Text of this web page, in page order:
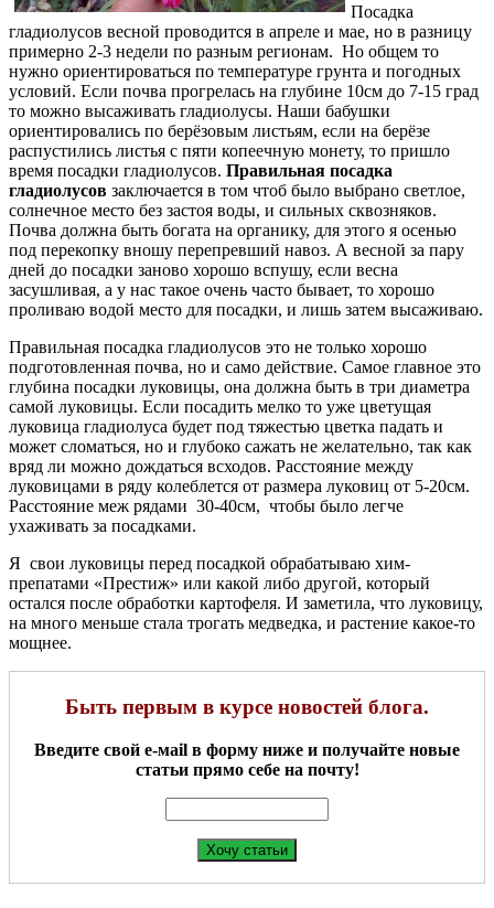
Посадка
гладиолусов весной проводится в апреле и мае, но в разницу
примерно 2-3 недели по разным регионам. Но общем то
нужно ориентироваться по температуре грунта и погодных
условий. Если почва прогрелась на глубине 10см до 7-15 град
то можно высаживать гладиолусы. Наши бабушки
ориентировались по берёзовым листьям, если на берёзе
распустились листья с пяти копеечную монету, то пришло
время посадки гладиолусов. Правильная посадка
гладиолусов заключается в том чтоб было выбрано светлое,
солнечное место без застоя воды, и сильных сквозняков.
Почва должна быть богата на органику, для этого я осенью
под перекопку вношу перепревший навоз. А весной за пару
дней до посадки заново хорошо вспушу, если весна
засушливая, а у нас такое очень часто бывает, то хорошо
проливаю водой место для посадки, и лишь затем высаживаю.
Правильная посадка гладиолусов это не только хорошо
подготовленная почва, но и само действие. Самое главное это
глубина посадки луковицы, она должна быть в три диаметра
самой луковицы. Если посадить мелко то уже цветущая
луковица гладиолуса будет под тяжестью цветка падать и
может сломаться, но и глубоко сажать не желательно, так как
вряд ли можно дождаться всходов. Расстояние между
луковицами в ряду колеблется от размера луковиц от 5-20см.
Расстояние меж рядами 30-40см, чтобы было легче
ухаживать за посадками.
Я свои луковицы перед посадкой обрабатываю хим-
препатами «Престиж» или какой либо другой, который
остался после обработки картофеля. И заметила, что луковицу,
на много меньше стала трогать медведка, и растение какое-то
мощнее.
Быть первым в курсе новостей блога.
Введите свой е-мail в форму ниже и получайте новые
статьи прямо себе на почту!